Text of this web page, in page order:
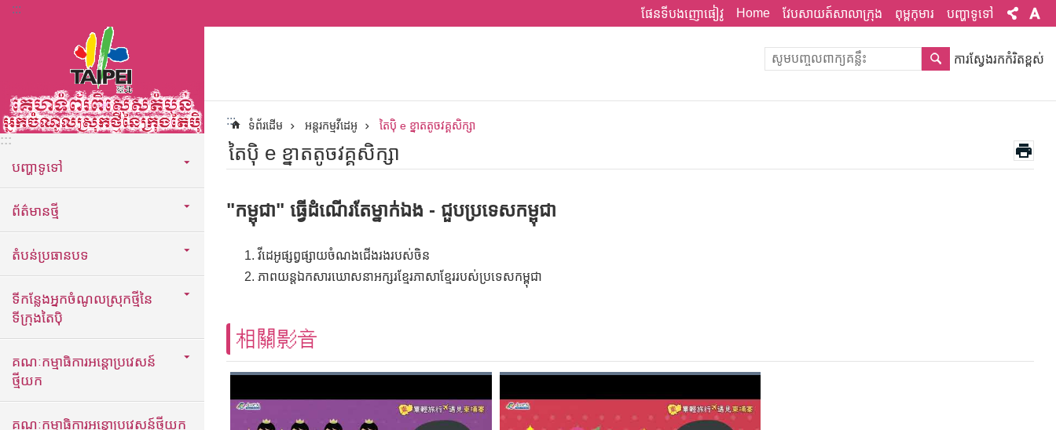
ទៅកាន់មាតិកាប្លុកមាតិកាសំខាន់
::: ផែនទីបងញោផៀវូ Home វែបសាយត៍សាលាក្រុង ពុម្ពកុមារ បញ្ហាទូទៅ
:::
បញ្ហាទូទៅ
ព័ត៌មានថ្មី
តំបន់ប្រធានបទ
ទីកន្លែងអ្នកចំណូលស្រុកថ្មីនៃ
ទីក្រុងតៃប៉ិ
គណៈកម្មាធិការអន្តោប្រវេសន៍
ថ្មីយក
គណៈកម្មាធិការអន្តោប្រវេសន៍ថ្មីយក
ការស្វែងរកកំរិតខ្ពស់
::: ទំព័រដើម អន្តរកម្មវីដេអូ តៃប៉ិ e ខ្នាតតូចវគ្គសិក្សា
តៃប៉ិ e ខ្នាតតូចវគ្គសិក្សា
"កម្ពុជា" ធ្វើដំណើរតែម្នាក់ឯង - ជួបប្រទេសកម្ពុជា
វីដេអូផ្សព្វផ្សាយចំណងជើងរងរបស់ចិន
ភាពយន្តឯកសារឃោសនាអក្សរខ្មែរភាសាខ្មែររបស់ប្រទេសកម្ពុជា
相關影音